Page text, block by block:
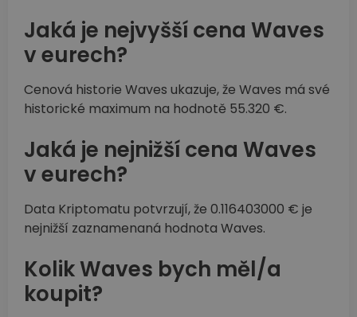
Jaká je nejvyšší cena Waves
v eurech?
Cenová historie Waves ukazuje, že Waves má své
historické maximum na hodnotě 55.320 €.
Jaká je nejnižší cena Waves
v eurech?
Data Kriptomatu potvrzují, že 0.116403000 € je
nejnižší zaznamenaná hodnota Waves.
Kolik Waves bych měl/a
koupit?